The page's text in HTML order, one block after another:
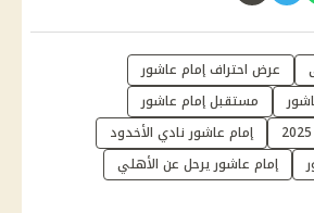
عرض احتراف إمام عاشور
مستقبل إمام عاشور
إمام عاشور نادي الأخدود
إمام عاشور يرحل عن الأهلي